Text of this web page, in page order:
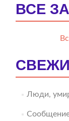
ВСЕ
Люди,